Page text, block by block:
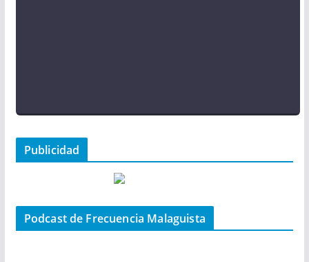
Publicidad
Podcast de Frecuencia Malaguista